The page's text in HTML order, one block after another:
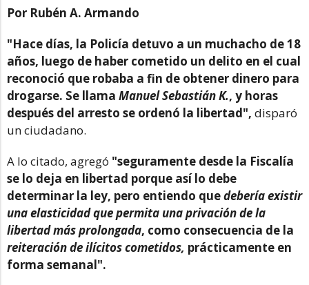
Por Rubén A. Armando
"Hace días, la Policía detuvo a un muchacho de 18
años, luego de haber cometido un delito en el cual
reconoció que robaba a fin de obtener dinero para
drogarse. Se llama Manuel Sebastián K., y horas
después del arresto se ordenó la libertad", disparó
un ciudadano.
A lo citado, agregó "seguramente desde la Fiscalía
se lo deja en libertad porque así lo debe
determinar la ley, pero entiendo quedebería existir
una elasticidad que permita una privación de la
libertad más prolongada, como consecuencia de la
reiteración de ilícitos cometidos, prácticamente en
forma semanal".